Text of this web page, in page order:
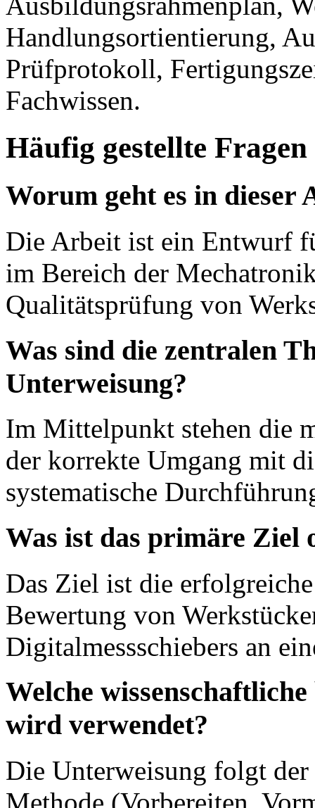
Handlungsortientierung,
Prüfprotokoll,
Fachwissen.
Häufig gestellte Fragen
Worum geht es in dieser
Die Arbeit ist ein Entwurf
im Bereich der
Qualitätsprüfung von
Was sind die zentralen
Unterweisung?
Im Mittelpunkt stehen die
der korrekte Umgang mit
systematische
Was ist das primäre Ziel
Das Ziel ist die
Bewertung von
Digitalmessschiebers an
Welche
wird verwendet?
Die Unterweisung folgt